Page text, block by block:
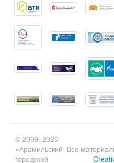
Все
© 2009–2026
«Арамильский
городской